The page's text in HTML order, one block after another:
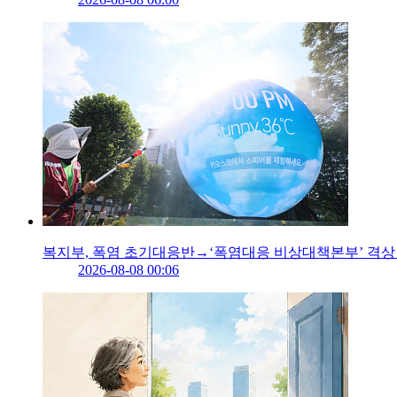
복지부, 폭염 초기대응반→‘폭염대응 비상대책본부’ 격
2026-08-08 00:06